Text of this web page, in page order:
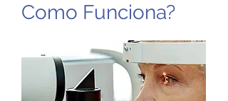
Como Funciona?